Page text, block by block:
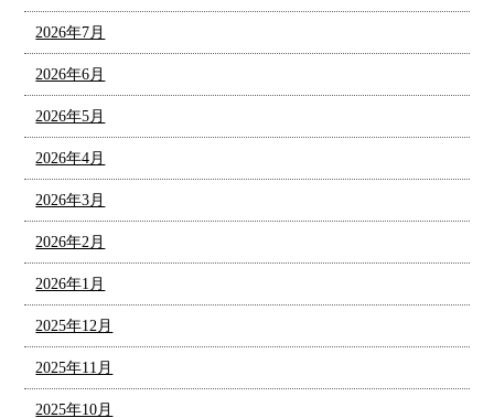
2026年7月
2026年6月
2026年5月
2026年4月
2026年3月
2026年2月
2026年1月
2025年12月
2025年11月
2025年10月